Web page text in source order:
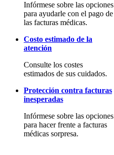
Infórmese sobre las opciones
para ayudarle con el pago de
las facturas médicas.
Costo estimado de la
atención
Consulte los costes
estimados de sus cuidados.
Protección contra facturas
inesperadas
Infórmese sobre las opciones
para hacer frente a facturas
médicas sorpresa.